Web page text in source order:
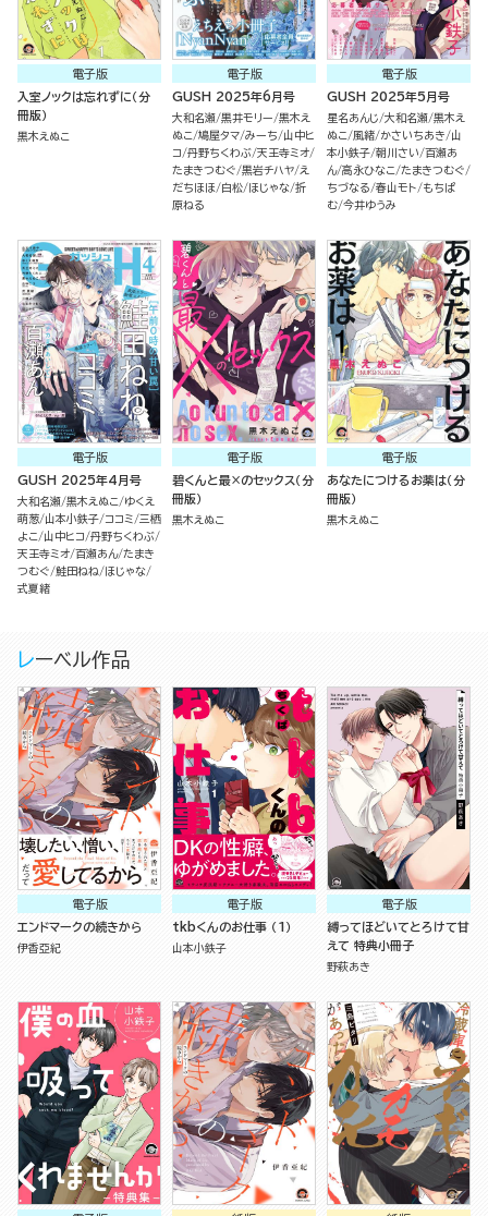
電子版
入室ノックは忘れずに（分
冊版）
黒木えぬこ
電子版
GUSH 2025年6月号
大和名瀬 黒井モリー 黒木え
ぬこ 鳩屋タマ みーち
山中ヒ
コ 丹野ちくわぶ 天王寺ミオ
たまきつむぐ 黒岩チハヤ え
だちほほ
白松 ほじゃな 折
原ねる
電子版
GUSH 2025年5月号
星名あんじ 大和名瀬 黒木え
ぬこ
風緒 かさいちあき
山
本小鉄子 朝川さい 百瀬あ
ん 高永ひなこ たまきつむぐ
ちづなる 春山モト
もちぱ
む 今井ゆうみ
電子版
GUSH 2025年4月号
大和名瀬 黒木えぬこ
ゆくえ
萌葱 山本小鉄子 ココミ 三栖
よこ
山中ヒコ 丹野ちくわぶ
天王寺ミオ 百瀬あん たまき
つむぐ 鮭田ねね
ほじゃな
式夏緒
電子版
碧くんと最×のセックス（分
冊版）
黒木えぬこ
電子版
あなたにつけるお薬は（分
冊版）
黒木えぬこ
レーベル作品
電子版
エンドマークの続きから
伊香亞紀
電子版
tkbくんのお仕事 （1）
山本小鉄子
電子版
縛ってほどいてとろけて甘
えて 特典小冊子
野萩あき